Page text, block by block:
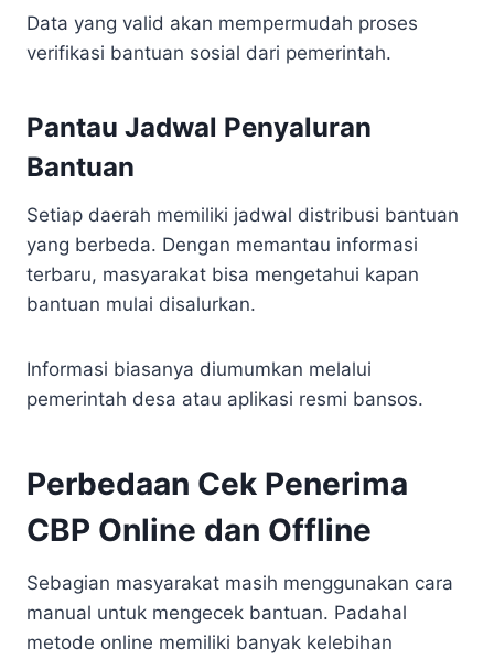
Data yang valid akan mempermudah proses
verifikasi bantuan sosial dari pemerintah.
Pantau Jadwal Penyaluran
Bantuan
Setiap daerah memiliki jadwal distribusi bantuan
yang berbeda. Dengan memantau informasi
terbaru, masyarakat bisa mengetahui kapan
bantuan mulai disalurkan.
Informasi biasanya diumumkan melalui
pemerintah desa atau aplikasi resmi bansos.
Perbedaan Cek Penerima
CBP Online dan Offline
Sebagian masyarakat masih menggunakan cara
manual untuk mengecek bantuan. Padahal
metode online memiliki banyak kelebihan